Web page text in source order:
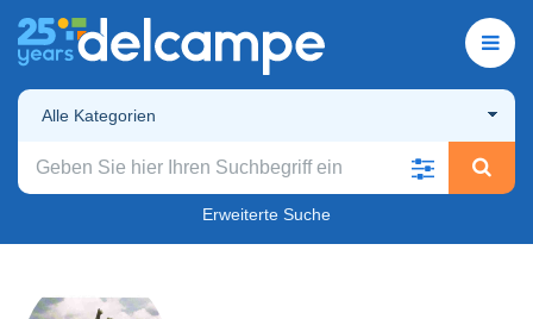
Alle Kategorien
Erweiterte Suche